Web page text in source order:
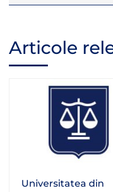
Articole
Universitatea din